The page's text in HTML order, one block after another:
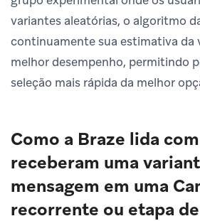
variantes aleatórias, o algoritmo
continuamente sua estimativa da
melhor desempenho, permitindo
seleção mais rápida da melhor
Como a Braze lida
receberam uma
mensagem em uma
recorrente ou etapa